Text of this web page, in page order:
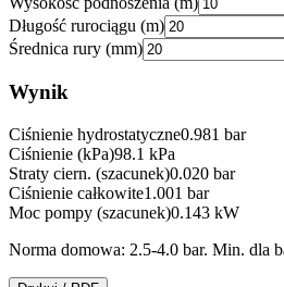
Długość rurociągu (m)
Średnica rury (mm)
Wynik
Ciśnienie hydrostatyczne0.981 bar
Ciśnienie (kPa)98.1 kPa
Straty ciern. (szacunek)0.020 bar
Ciśnienie całkowite1.001 bar
Moc pompy (szacunek)0.143 kW
Norma domowa: 2.5-4.0 bar. Min. dla